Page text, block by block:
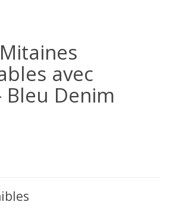
avec
Bleu Denim